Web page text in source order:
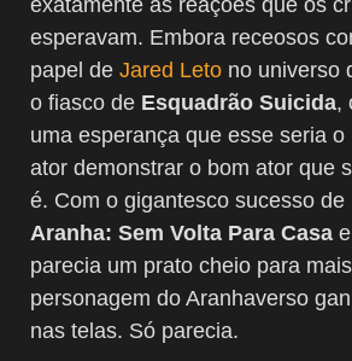
esperavam. Embora receosos
papel de Jared Leto no universo
o fiasco de Esquadrão Suicida,
uma esperança que esse seria o
ator demonstrar o bom ator que
é. Com o gigantesco sucesso de
Aranha: Sem Volta Para Casa
parecia um prato cheio para
personagem do Aranhaverso
nas telas. Só parecia.